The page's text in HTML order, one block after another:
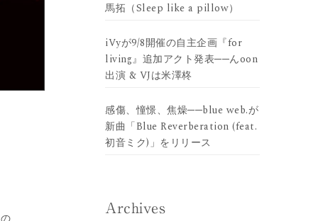
馬拓（Sleep like a pillow）
iVyが9/8開催の自主企画『for
living』追加アクト発表──んoon
出演 & VJは米澤柊
感傷、憧憬、焦燥──blue web.が
新曲「Blue Reverberation (feat.
初音ミク)」をリリース
Archives